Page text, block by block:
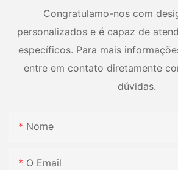
Congratulamo-nos com
personalizados e é capaz de
específicos. Para mais
entre em contato diretamente
dúvidas.
Nome
O Email